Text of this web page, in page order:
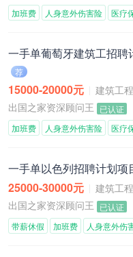
加班费 人身意外伤害险 医疗
一手单葡萄牙建筑工招聘
荐
15000-20000元 建筑工
出国之家资深顾问王 已认证
加班费 人身意外伤害险 医疗
一手单以色列招聘计划项
25000-30000元 建筑工
出国之家资深顾问王 已认证
带薪休假 加班费 人身意外伤